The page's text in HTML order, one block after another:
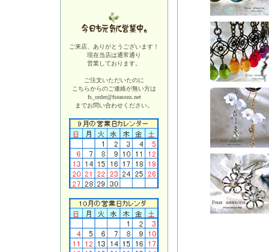
ご来店、ありがとうございます！
現在当店は通常通り
営業しております。
ご注文いただいたのに
こちらからのご連絡が無い方は
fs_order@fseasons.net
までお問い合わせください。